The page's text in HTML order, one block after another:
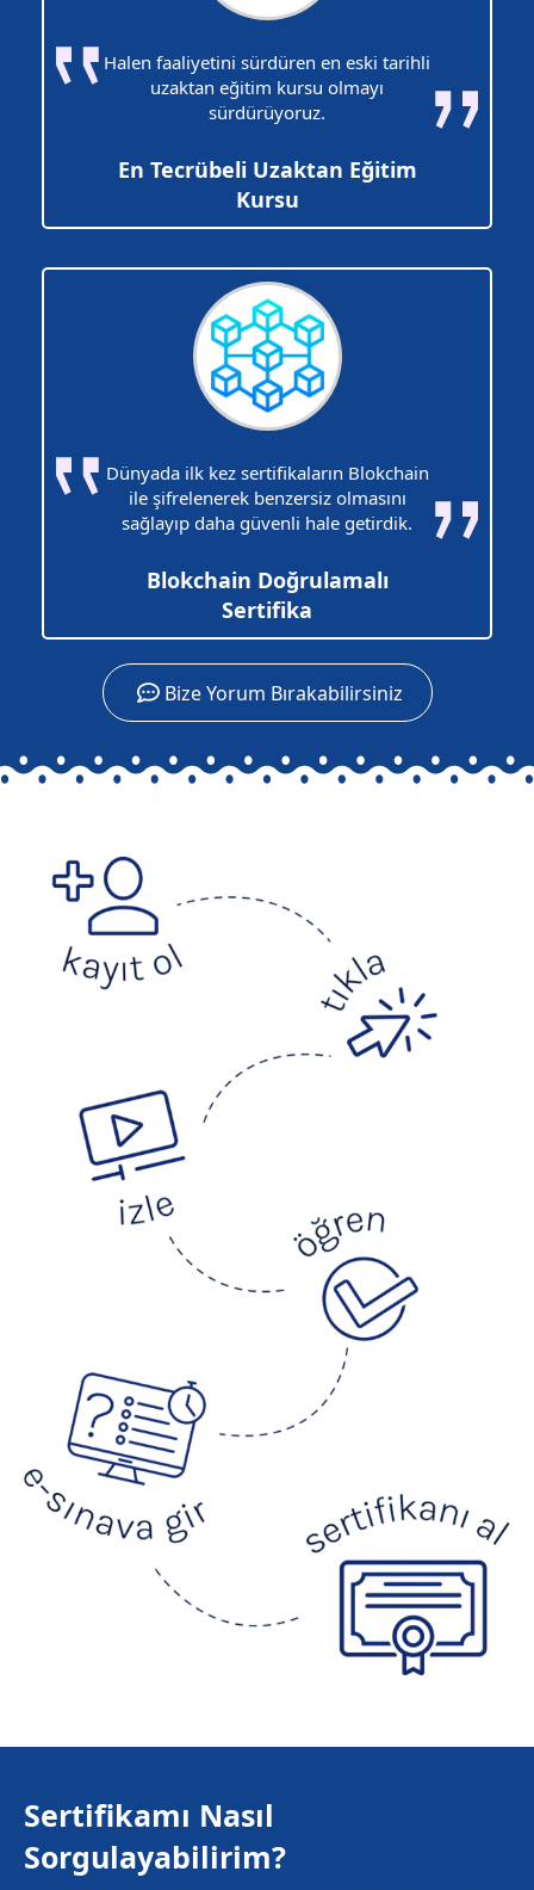
Halen faaliyetini sürdüren en eski tarihli
uzaktan eğitim kursu olmayı
sürdürüyoruz.
En Tecrübeli Uzaktan Eğitim
Kursu
Dünyada ilk kez sertifikaların Blokchain
ile şifrelenerek benzersiz olmasını
sağlayıp daha güvenli hale getirdik.
Blokchain Doğrulamalı
Sertifika
Bize Yorum Bırakabilirsiniz
Sertifikamı Nasıl
Sorgulayabilirim?